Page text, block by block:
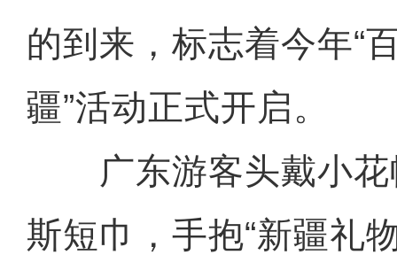
的到来，标志着今年“
疆”活动正式开启。
广东游客头戴小花
斯短巾，手抱“新疆礼